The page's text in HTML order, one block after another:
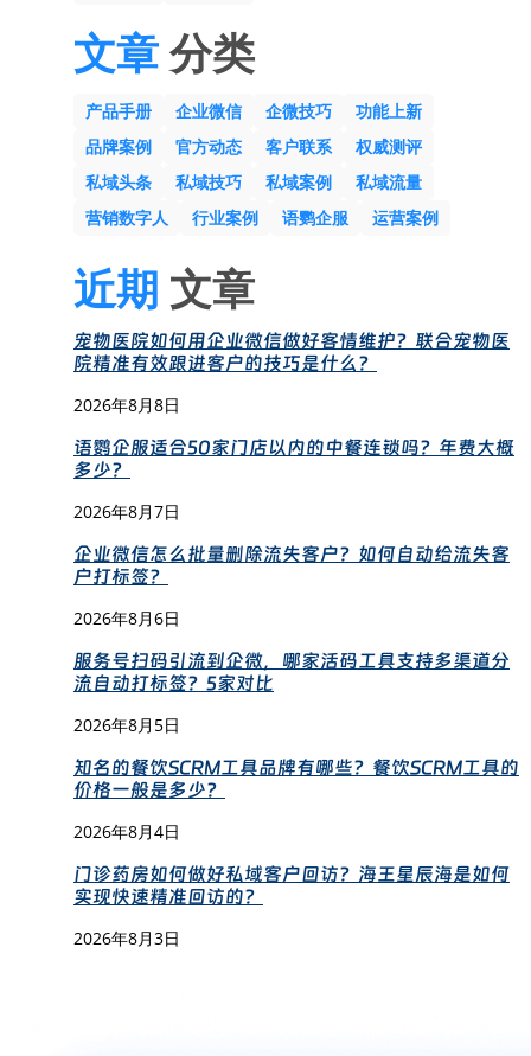
文章分类
产品手册 企业微信 企微技巧
功能上新
品牌案例
官方动态 客户联系
权威测评
私域头条
私域技巧 私域案例
私域流量
营销数字人
行业案例 语鹦企服 运营案例
近期 文章
宠物医院如何用企业微信做好客情维护？联合宠物医
院精准有效跟进客户的技巧是什么？
2026年8月8日
语鹦企服适合50家门店以内的中餐连锁吗？年费大概
多少？
2026年8月7日
企业微信怎么批量删除流失客户？如何自动给流失客
户打标签？
2026年8月6日
服务号扫码引流到企微，哪家活码工具支持多渠道分
流自动打标签？5家对比
2026年8月5日
知名的餐饮SCRM工具品牌有哪些？餐饮SCRM工具的
价格一般是多少？
2026年8月4日
门诊药房如何做好私域客户回访？海王星辰海是如何
实现快速精准回访的？
2026年8月3日